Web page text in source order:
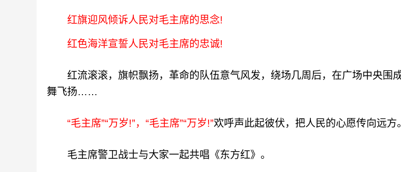
红旗迎风倾诉人民对毛主席的思念!
红色海洋宣誓人民对毛主席的忠诚!
红流滚滚，旗帜飘扬，革命的队伍意气风发，绕场几周后，在广场中央围
舞飞扬……
“毛主席”“万岁!”，“毛主席”“万岁!”欢呼声此起彼伏，把人民的心愿传向远方。
毛主席警卫战士与大家一起共唱《东方红》。